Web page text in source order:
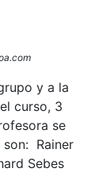
y a la
curso, 3
se
son: Rainer
Sebes